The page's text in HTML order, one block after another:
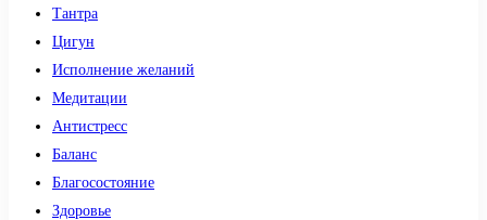
Тантра
Цигун
Исполнение желаний
Медитации
Антистресс
Баланс
Благосостояние
Здоровье